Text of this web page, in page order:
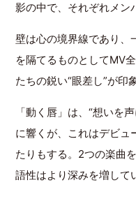
影の中で、それぞれメン
壁は心の境界線であり、
を隔てるものとしてMV
たちの鋭い“眼差し”が印
「動く唇」は、“想いを
に響くが、これはデビ
たりもする。2つの楽曲
語性はより深みを増して